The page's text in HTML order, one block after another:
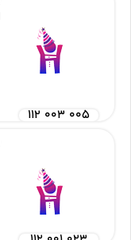
۱۱۲ ۰۰۳ ۰۰۵